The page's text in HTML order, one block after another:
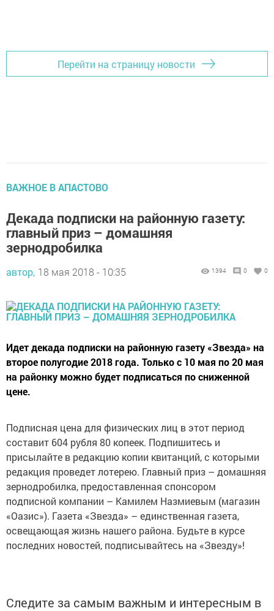
Перейти на страницу новости
ВАЖНОЕ В АПАСТОВО
Декада подписки на районную газету:
главный приз – домашняя
зернодробилка
автор, 18 мая 2018 - 10:35 1394 0 0
Идет декада подписки на районную газету «Звезда» на
второе полугодие 2018 года. Только с 10 мая по 20 мая
на районку можно будет подписаться по сниженной
цене.
Подписная цена для физических лиц в этот период
составит 604 рубля 80 копеек. Подпишитесь и
присылайте в редакцию копии квитанций, с которыми
редакция проведет лотерею. Главный приз – домашняя
зернодробилка, предоставленная спонсором
подписной компании – Камилем Назмиевым (магазин
«Оазис»). Газета «Звезда» – единственная газета,
освещающая жизнь нашего района. Будьте в курсе
последних новостей, подписывайтесь на «Звезду»!
Следите за самым важным и интересным в